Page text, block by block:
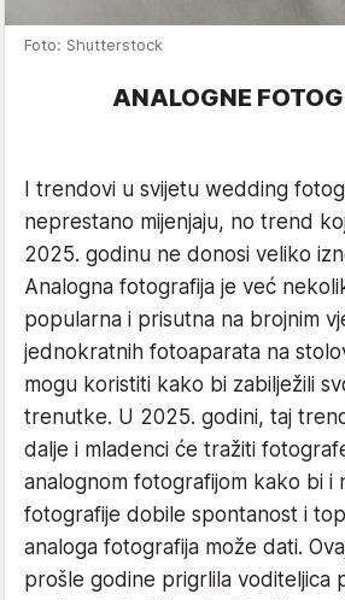
Foto: Shutterstock
ANALOGNE
I trendovi u svijetu wedding
neprestano mijenjaju, no trend
2025. godinu ne donosi veliko
Analogna fotografija je već
popularna i prisutna na brojnim
jednokratnih fotoaparata na
mogu koristiti kako bi zabilježili
trenutke. U 2025. godini, taj
dalje i mladenci će tražiti
analognom fotografijom kako bi i
fotografije dobile spontanost i
analoga fotografija može dati.
prošle godine prigrlila voditeljica